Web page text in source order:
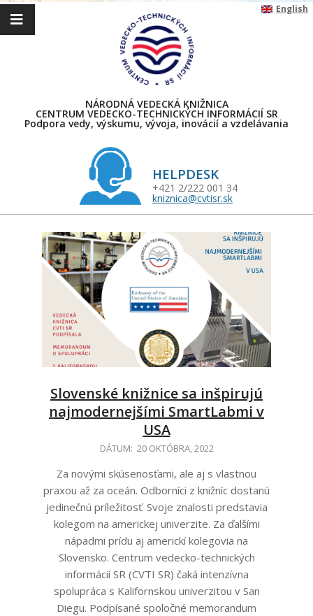
Skip
English
NÁRODNÁ VEDECKÁ KNIŽNICA
CENTRUM VEDECKO-TECHNICKÝCH INFORMÁCIÍ SR
Podpora vedy, výskumu, vývoja, inovácií a vzdelávania
HELPDESK
+421 2/222 001 34
kniznica@cvtisr.sk
Navigation
Slovenské knižnice sa inšpirujú
najmodernejšími SmartLabmi v
USA
DÁTUM: 20 OKTÓBRA, 2022
Za novými skúsenosťami, ale aj s vlastnou
praxou až za oceán. Odborníci z knižníc dostanú
jedinečnú príležitosť. Svoje znalosti predstavia
kolegom na americkej univerzite. Za ďalšími
nápadmi prídu aj americkí kolegovia na
Slovensko. Centrum vedecko-technických
informácií SR (CVTI SR) čaká intenzívna
spolupráca s Kalifornskou univerzitou v San
Diegu. Podpísané spoločné memorandum